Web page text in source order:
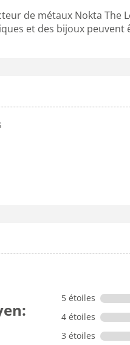
de métaux Nokta
et des bijoux
5 étoiles
4 étoiles
3 étoiles